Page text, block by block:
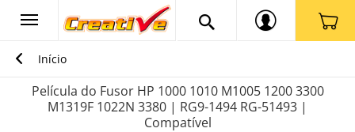
Início
Película do Fusor HP 1000 1010 M1005 1200 3300
M1319F 1022N 3380 | RG9-1494 RG-51493 |
Compatível